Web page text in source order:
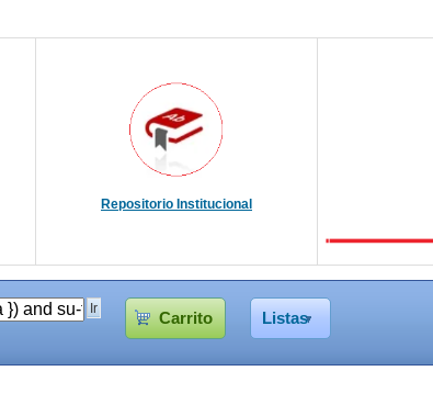
Repositorio Institucional
Carrito Listas